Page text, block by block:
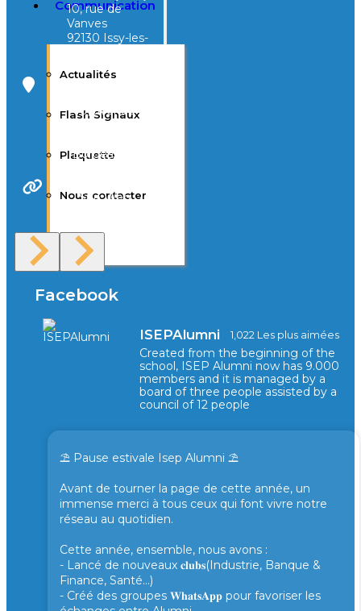
Communication
Actualités
Flash Signaux
Plaquette
Nous contacter
F.A.Q
10, rue de
Vanves
92130 Issy-les-
40, avenue
d’Eysines
Bordeaux
Site Web
Facebook
ISEPAlumni 1,022 Les plus aimées
Created from the beginning of the
school, ISEP Alumni now has 9.000
members and it is managed by a
board of three people assisted by a
council of 12 people
⛱️ Pause estivale Isep Alumni ⛱️
Avant de tourner la page de cette année, un
immense merci à tous ceux qui font vivre notre
réseau au quotidien.
Cette année, ensemble, nous avons :
- Lancé de nouveaux 𝐜𝐥𝐮𝐛𝐬(Industrie, Banque &
Finance, Santé...)
- Créé des groupes 𝐖𝐡𝐚𝐭𝐬𝐀𝐩𝐩 pour favoriser les